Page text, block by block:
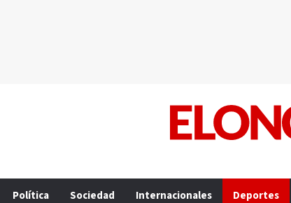
Política Sociedad Internacionales Deportes